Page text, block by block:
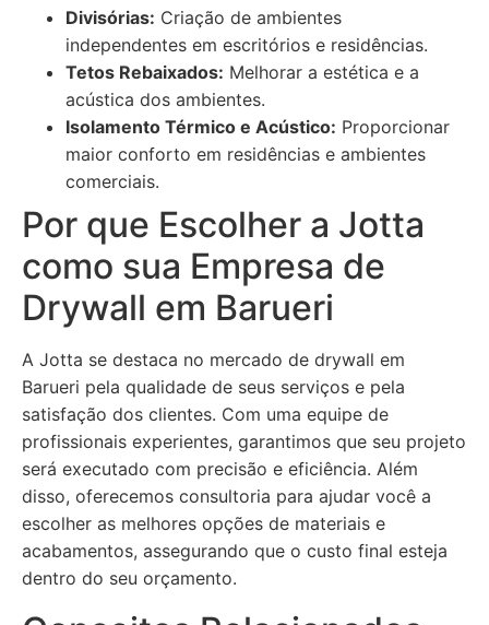
Divisórias: Criação de ambientes
independentes em escritórios e residências.
Tetos Rebaixados: Melhorar a estética e a
acústica dos ambientes.
Isolamento Térmico e Acústico: Proporcionar
maior conforto em residências e ambientes
comerciais.
Por que Escolher a Jotta
como sua Empresa de
Drywall em Barueri
A Jotta se destaca no mercado de drywall em
Barueri pela qualidade de seus serviços e pela
satisfação dos clientes. Com uma equipe de
profissionais experientes, garantimos que seu projeto
será executado com precisão e eficiência. Além
disso, oferecemos consultoria para ajudar você a
escolher as melhores opções de materiais e
acabamentos, assegurando que o custo final esteja
dentro do seu orçamento.